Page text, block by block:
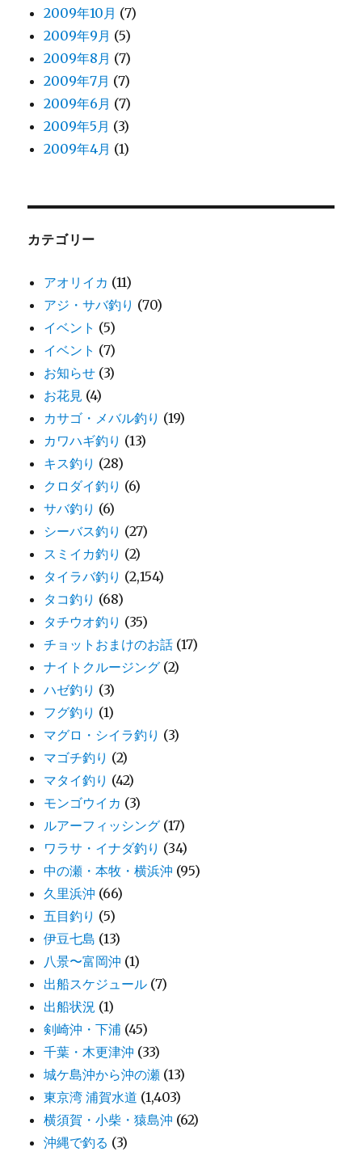
2009年10月 (7)
2009年9月 (5)
2009年8月 (7)
2009年7月 (7)
2009年6月 (7)
2009年5月 (3)
2009年4月 (1)
カテゴリー
アオリイカ (11)
アジ・サバ釣り (70)
イベント (5)
イベント (7)
お知らせ (3)
お花見 (4)
カサゴ・メバル釣り (19)
カワハギ釣り (13)
キス釣り (28)
クロダイ釣り (6)
サバ釣り (6)
シーバス釣り (27)
スミイカ釣り (2)
タイラバ釣り (2,154)
タコ釣り (68)
タチウオ釣り (35)
チョットおまけのお話 (17)
ナイトクルージング (2)
ハゼ釣り (3)
フグ釣り (1)
マグロ・シイラ釣り (3)
マゴチ釣り (2)
マタイ釣り (42)
モンゴウイカ (3)
ルアーフィッシング (17)
ワラサ・イナダ釣り (34)
中の瀬・本牧・横浜沖 (95)
久里浜沖 (66)
五目釣り (5)
伊豆七島 (13)
八景〜富岡沖 (1)
出船スケジュール (7)
出船状況 (1)
剣崎沖・下浦 (45)
千葉・木更津沖 (33)
城ケ島沖から沖の瀬 (13)
東京湾 浦賀水道 (1,403)
横須賀・小柴・猿島沖 (62)
沖縄で釣る (3)